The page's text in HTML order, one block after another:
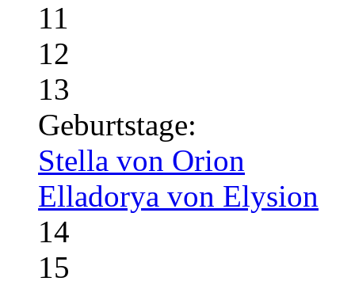
11
12
13
Geburtstage:
Stella von Orion
Elladorya von Elysion
14
15